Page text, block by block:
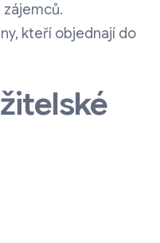
zájemců.
kteří objednají do